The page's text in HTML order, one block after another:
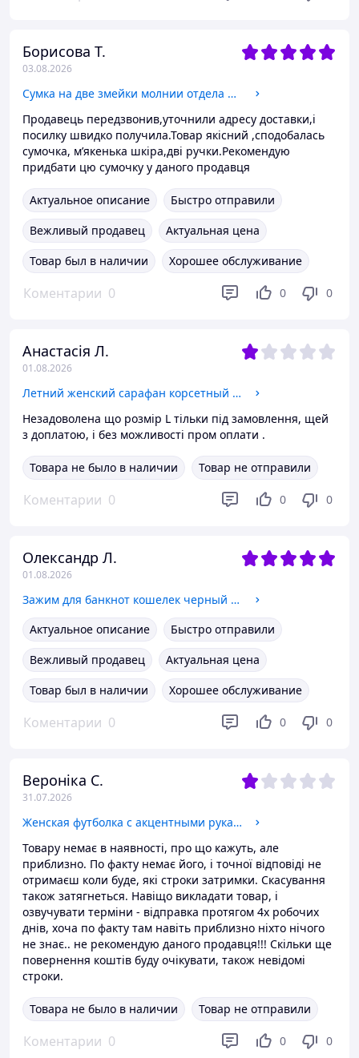
Борисова Т.
03.08.2026
Сумка на две змейки молнии отдела женская черная кожаная на плечо с карманом средняя 28х16х15 см Alex Rai 3018
Продавець передзвонив,уточнили адресу доставки,і
посилку швидко получила.Товар якісний ,сподобалась
сумочка, мʼякенька шкіра,дві ручки.Рекомендую
придбати цю сумочку у даного продавця
Актуальное описание
Быстро отправили
Вежливый продавец
Актуальная цена
Товар был в наличии
Хорошее обслуживание
Коментарии 0 0 0
Анастасія Л.
01.08.2026
Летний женский сарафан корсетный верх и пышная юбка Sms9443
Незадоволена що розмір L тільки під замовлення, щей
з доплатою, і без можливості пром оплати .
Товара не было в наличии Товар не отправили
Коментарии 0 0 0
Олександр Л.
01.08.2026
Зажим для банкнот кошелек черный мужской еко-кожа на магните и блок снаружи на 6 кредитных карточек 1005-1
Актуальное описание
Быстро отправили
Вежливый продавец
Актуальная цена
Товар был в наличии
Хорошее обслуживание
Коментарии 0 0 0
Вероніка С.
31.07.2026
Женская футболка с акцентными рукавами с перьями Sfz81 Черный
Товару немає в наявності, про що кажуть, але
приблизно. По факту немає його, і точної відповіді не
отримаєш коли буде, які строки затримки. Скасування
також затягнеться. Навіщо викладати товар, і
озвучувати терміни - відправка протягом 4х робочих
днів, хоча по факту там навіть приблизно ніхто нічого
не знає.. не рекомендую даного продавця!!! Скільки ще
повернення коштів буду очікувати, також невідомі
строки.
Товара не было в наличии Товар не отправили
Коментарии 0 0 0